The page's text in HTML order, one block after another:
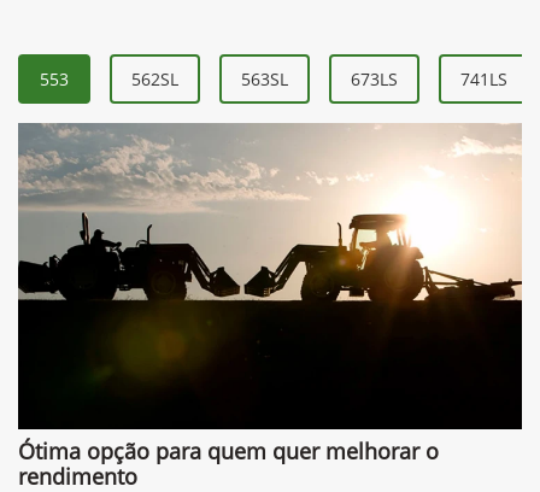
553 562SL 563SL 673LS 741LS
Ótima opção para quem quer melhorar o
rendimento